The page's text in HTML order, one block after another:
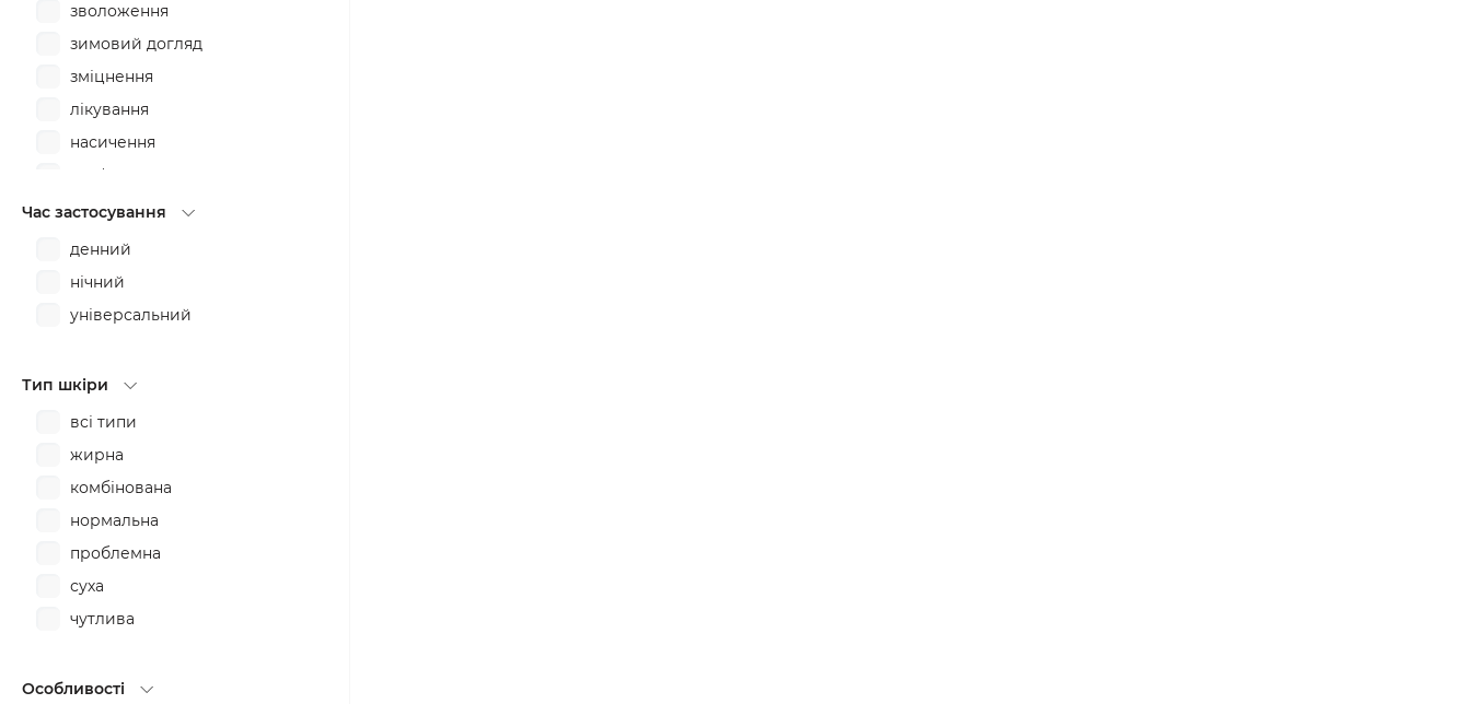
зволоження
зимовий догляд
зміцнення
лікування
насичення
пом'якшення
проти запалень
розгладження
розслаблення
Час застосування
денний
нічний
універсальний
Тип шкіри
всі типи
жирна
комбінована
нормальна
проблемна
суха
чутлива
Особливості